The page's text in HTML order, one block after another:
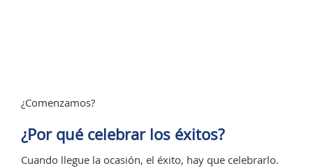
¿Comenzamos?
¿Por qué celebrar los éxitos?
Cuando llegue la ocasión, el éxito, hay que celebrarlo.